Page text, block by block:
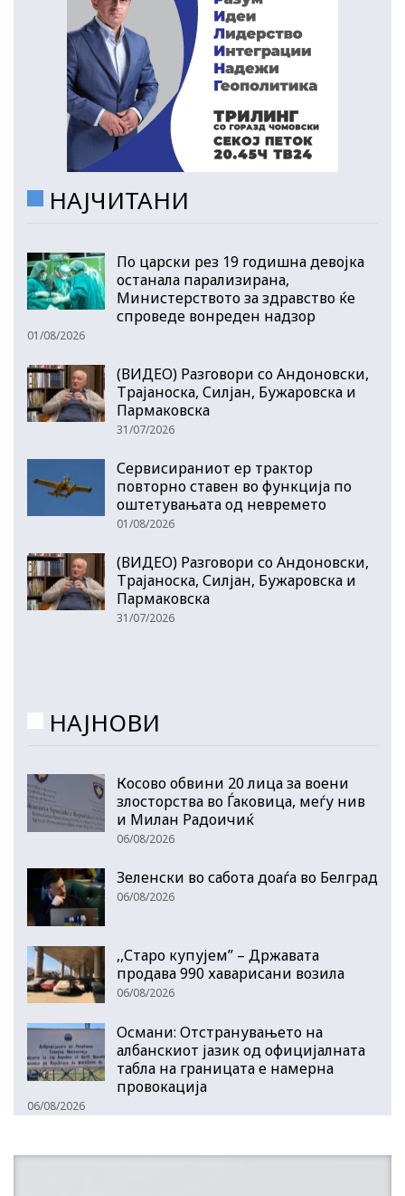
НАЈЧИТАНИ
По царски рез 19 годишна девојка
останала парализирана,
Министерството за здравство ќе
спроведе вонреден надзор
01/08/2026
(ВИДЕО) Разговори со Андоновски,
Трајаноска, Силјан, Бужаровска и
Пармаковска
31/07/2026
Сервисираниот ер трактор
повторно ставен во функција по
оштетувањата од невремето
01/08/2026
(ВИДЕО) Разговори со Андоновски,
Трајаноска, Силјан, Бужаровска и
Пармаковска
31/07/2026
НАЈНОВИ
Косово обвини 20 лица за воени
злосторства во Ѓаковица, меѓу нив
и Милан Радоичиќ
06/08/2026
Зеленски во сабота доаѓа во Белград
06/08/2026
,,Старо купујем” – Државата
продава 990 хаварисани возила
06/08/2026
Османи: Отстранувањето на
албанскиот јазик од официјалната
табла на границата е намерна
провокација
06/08/2026